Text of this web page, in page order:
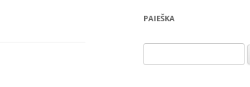
PAIEŠKA
for: